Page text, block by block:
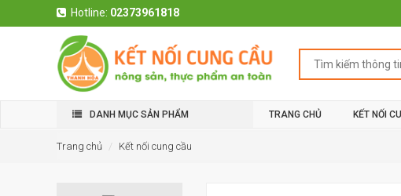
Hotline: 02373961818
DANH MỤC SẢN PHẨM TRANG CHỦ KẾT NỐI
Trang chủ Kết nối cung cầu